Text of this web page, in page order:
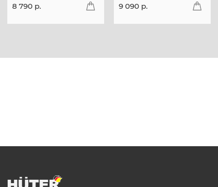
8 790 p. 9 090 p.